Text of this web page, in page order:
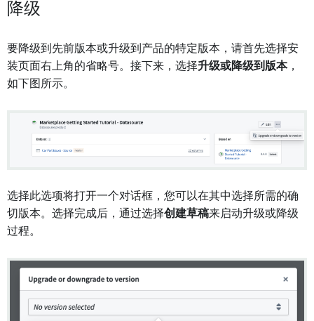
降级
要降级到先前版本或升级到产品的特定版本，请首先选择安
装页面右上角的省略号。接下来，选择升级或降级到版本，
如下图所示。
选择此选项将打开一个对话框，您可以在其中选择所需的确
切版本。选择完成后，通过选择创建草稿来启动升级或降级
过程。